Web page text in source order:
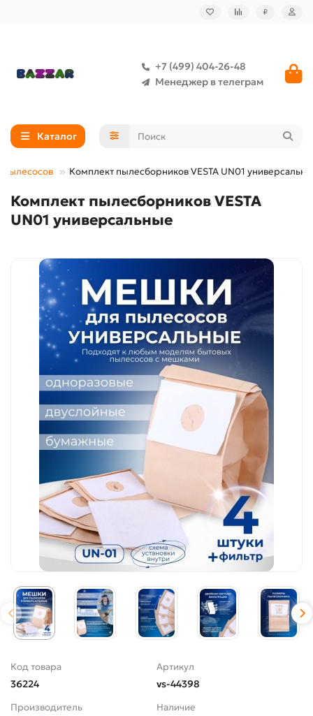
₽
+7 (499) 404-26-48
Менеджер в телеграм
Каталог
пылесосов Комплект пылесборников VESTA UN01
Комплект пылесборников VESTA
UN01 универсальные
Код товара
36224
Артикул
vs-44398
Производитель Наличие